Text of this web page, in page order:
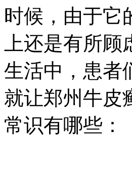
时候，由于它
上还是有所
生活中，患者
就让郑州牛皮
常识有哪些：